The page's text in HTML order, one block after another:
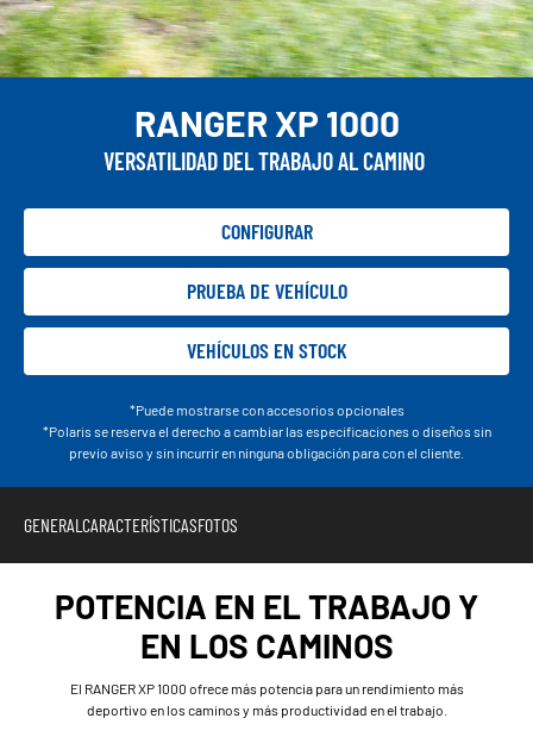
RANGER XP 1000
VERSATILIDAD DEL TRABAJO AL CAMINO
CONFIGURAR
PRUEBA DE VEHÍCULO
VEHÍCULOS EN STOCK
*Puede mostrarse con accesorios opcionales
*Polaris se reserva el derecho a cambiar las especificaciones o diseños sin
previo aviso y sin incurrir en ninguna obligación para con el cliente.
GENERALCARACTERÍSTICASFOTOS
POTENCIA EN EL TRABAJO Y
EN LOS CAMINOS
El RANGER XP 1000 ofrece más potencia para un rendimiento más
deportivo en los caminos y más productividad en el trabajo.